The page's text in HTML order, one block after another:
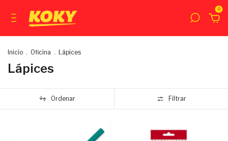
0
Inicio . Oficina . Lápices
Lápices
Ordenar Filtrar